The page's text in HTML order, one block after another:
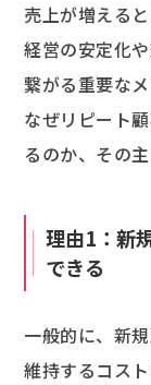
売上が増える
経営の安定化
繋がる重要な
なぜリピート
るのか、その
理由1：新
できる
一般的に、新
維持するコス